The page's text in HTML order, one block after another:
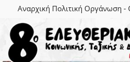
Αναρχική Πολιτική Οργάνωση